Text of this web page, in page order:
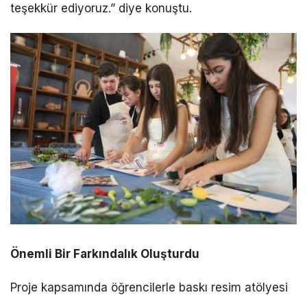
teşekkür ediyoruz.” diye konuştu.
Önemli Bir Farkındalık Oluşturdu
Proje kapsamında öğrencilerle baskı resim atölyesi